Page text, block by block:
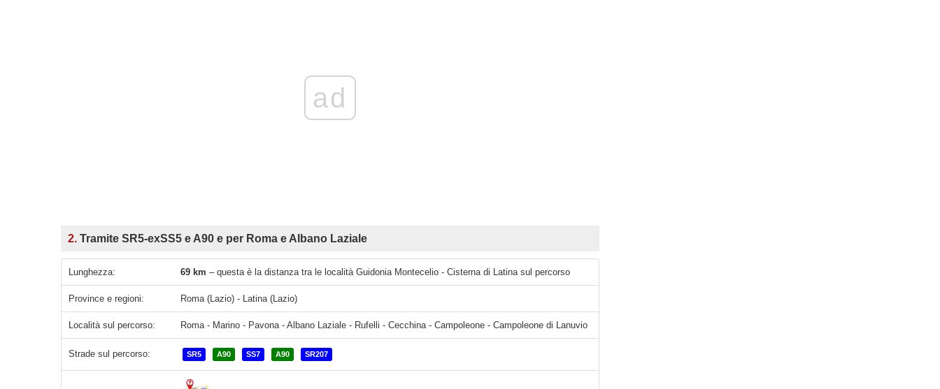
ad
2. Tramite SR5-exSS5 e A90 e per Roma e Albano Laziale
Lunghezza: 69 km – questa è la distanza tra le località Guidonia Montecelio - Cisterna di Latina sul percorso
Province e regioni: Roma (Lazio) - Latina (Lazio)
Località sul percorso: Roma - Marino - Pavona - Albano Laziale - Rufelli - Cecchina - Campoleone - Campoleone di Lanuvio
Strade sul percorso: SR5 A90 SS7 A90 SR207